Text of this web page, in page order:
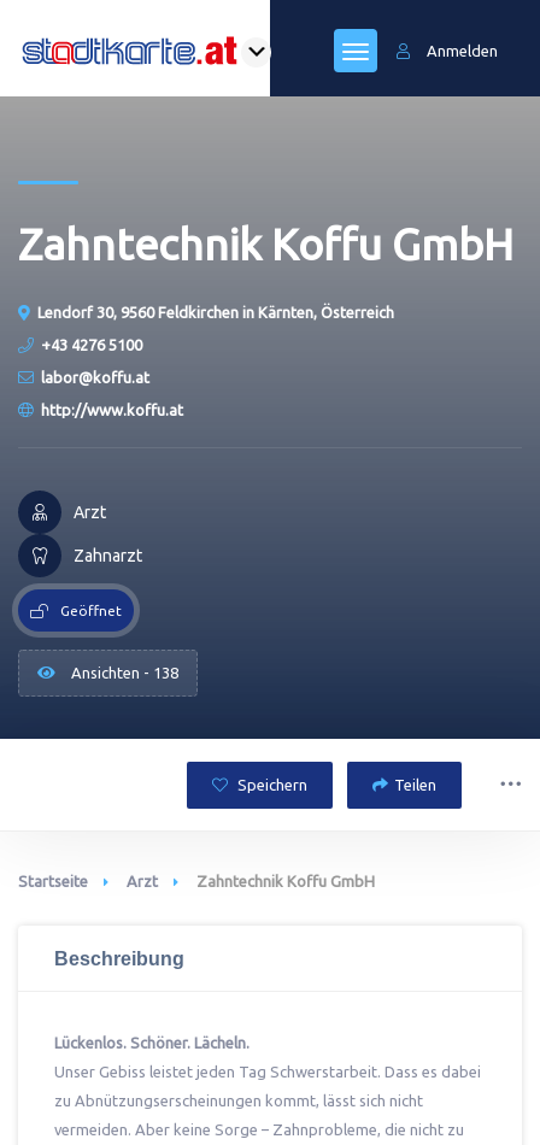
Anmelden
Zahntechnik Koffu GmbH
Lendorf 30, 9560 Feldkirchen in Kärnten, Österreich
+43 4276 5100
labor@koffu.at
http://www.koffu.at
Arzt
Zahnarzt
Geöffnet
Ansichten - 138
Speichern Teilen
Startseite Arzt Zahntechnik Koffu GmbH
Beschreibung
Lückenlos. Schöner. Lächeln.
Unser Gebiss leistet jeden Tag Schwerstarbeit. Dass es dabei
zu Abnützungserscheinungen kommt, lässt sich nicht
vermeiden. Aber keine Sorge – Zahnprobleme, die nicht zu